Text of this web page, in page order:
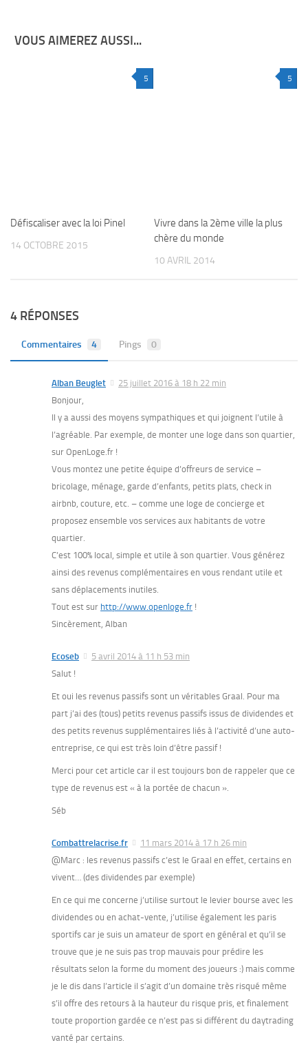
VOUS AIMEREZ AUSSI...
5
Défiscaliser avec la loi Pinel
14 OCTOBRE 2015
5
Vivre dans la 2ème ville la plus
chère du monde
10 AVRIL 2014
4 RÉPONSES
Commentaires 4 Pings 0
Alban Beuglet
25 juillet 2016 à 18 h 22 min
Bonjour,
Il y a aussi des moyens sympathiques et qui joignent l’utile à
l’agréable. Par exemple, de monter une loge dans son quartier,
sur OpenLoge.fr !
Vous montez une petite équipe d’offreurs de service –
bricolage, ménage, garde d’enfants, petits plats, check in
airbnb, couture, etc. – comme une loge de concierge et
proposez ensemble vos services aux habitants de votre
quartier.
C’est 100% local, simple et utile à son quartier. Vous générez
ainsi des revenus complémentaires en vous rendant utile et
sans déplacements inutiles.
Tout est sur http://www.openloge.fr !
Sincèrement, Alban
Ecoseb
5 avril 2014 à 11 h 53 min
Salut !
Et oui les revenus passifs sont un véritables Graal. Pour ma
part j’ai des (tous) petits revenus passifs issus de dividendes et
des petits revenus supplémentaires liés à l’activité d’une auto-
entreprise, ce qui est très loin d’être passif !
Merci pour cet article car il est toujours bon de rappeler que ce
type de revenus est « à la portée de chacun ».
Séb
Combattrelacrise.fr
11 mars 2014 à 17 h 26 min
@Marc : les revenus passifs c’est le Graal en effet, certains en
vivent… (des dividendes par exemple)
En ce qui me concerne j’utilise surtout le levier bourse avec les
dividendes ou en achat-vente, j’utilise également les paris
sportifs car je suis un amateur de sport en général et qu’il se
trouve que je ne suis pas trop mauvais pour prédire les
résultats selon la forme du moment des joueurs :) mais comme
je le dis dans l’article il s’agit d’un domaine très risqué même
s’il offre des retours à la hauteur du risque pris, et finalement
toute proportion gardée ce n’est pas si différent du daytrading
vanté par certains.